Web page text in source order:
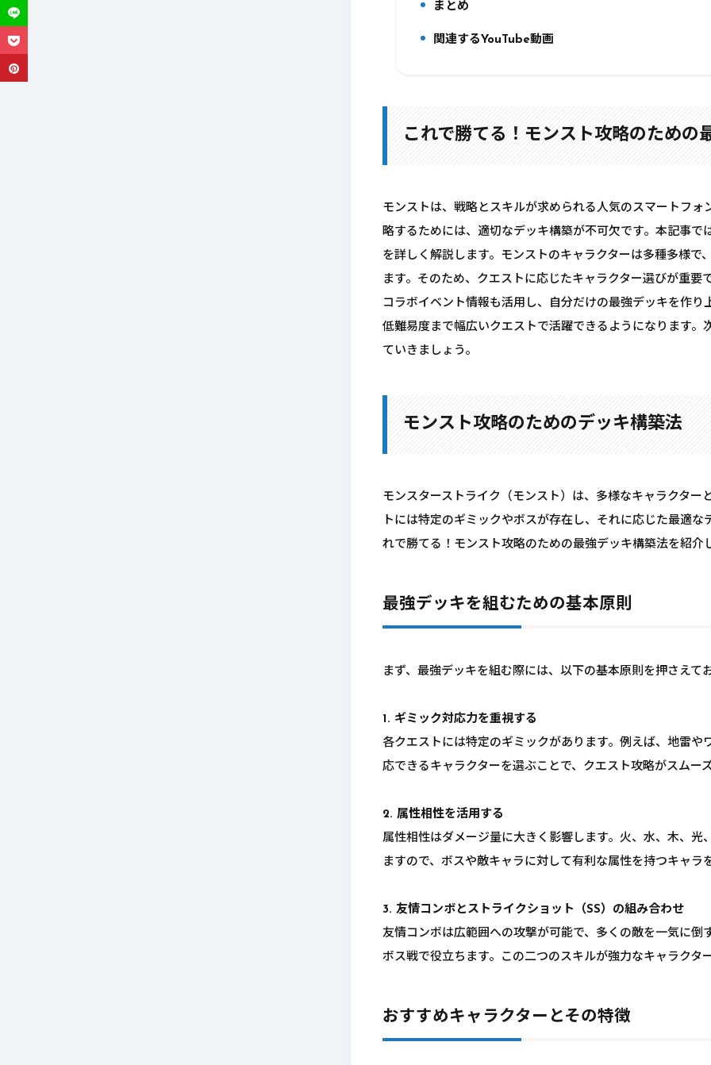
まとめ
5.
関連するYouTube動画
これで勝てる！モンスト攻略のための
モンストは、戦略とスキルが求められる人気のスマートフォ
略するためには、適切なデッキ構築が不可欠です。本記事で
を詳しく解説します。モンストのキャラクターは多種多様で
ます。そのため、クエストに応じたキャラクター選びが重要
コラボイベント情報も活用し、自分だけの最強デッキを作り
低難易度まで幅広いクエストで活躍できるようになります。
ていきましょう。
モンスト攻略のためのデッキ構築法
モンスターストライク（モンスト）は、多様なキャラクター
トには特定のギミックやボスが存在し、それに応じた最適
れで勝てる！モンスト攻略のための最強デッキ構築法を紹介
最強デッキを組むための基本原則
まず、最強デッキを組む際には、以下の基本原則を押さえて
1. ギミック対応力を重視する
各クエストには特定のギミックがあります。例えば、地雷や
応できるキャラクターを選ぶことで、クエスト攻略がスムー
2. 属性相性を活用する
属性相性はダメージ量に大きく影響します。火、水、木、光
ますので、ボスや敵キャラに対して有利な属性を持つキャラ
3. 友情コンボとストライクショット（SS）の組み合わせ
友情コンボは広範囲への攻撃が可能で、多くの敵を一気に倒
ボス戦で役立ちます。この二つのスキルが強力なキャラクタ
おすすめキャラクターとその特徴